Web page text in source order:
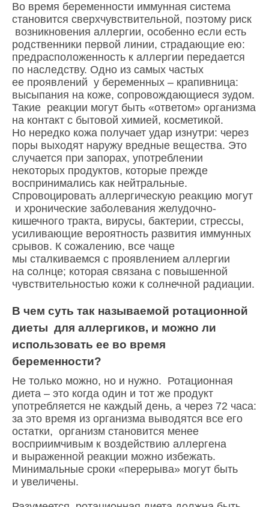
Во время беременности иммунная система
становится сверхчувствительной, поэтому риск
возникновения аллергии, особенно если есть
родственники первой линии, страдающие ею:
предрасположенность к аллергии передается
по наследству. Одно из самых частых
ее проявлений у беременных – крапивница:
высыпания на коже, сопровождающиеся зудом.
Такие реакции могут быть «ответом» организма
на контакт с бытовой химией, косметикой.
Но нередко кожа получает удар изнутри: через
поры выходят наружу вредные вещества. Это
случается при запорах, употреблении
некоторых продуктов, которые прежде
воспринимались как нейтральные.
Спровоцировать аллергическую реакцию могут
и хронические заболевания желудочно-
кишечного тракта, вирусы, бактерии, стрессы,
усиливающие вероятность развития иммунных
срывов. К сожалению, все чаще
мы сталкиваемся с проявлением аллергии
на солнце; которая связана с повышенной
чувствительностью кожи к солнечной радиации.
В чем суть так называемой ротационной
диеты для аллергиков, и можно ли
использовать ее во время
беременности?
Не только можно, но и нужно. Ротационная
диета – это когда один и тот же продукт
употребляется не каждый день, а через 72 часа:
за это время из организма выводятся все его
остатки, организм становится менее
восприимчивым к воздействию аллергена
и выраженной реакции можно избежать.
Минимальные сроки «перерыва» могут быть
и увеличены.